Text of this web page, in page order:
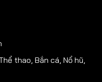
thao, Bắn cá, Nổ hũ,